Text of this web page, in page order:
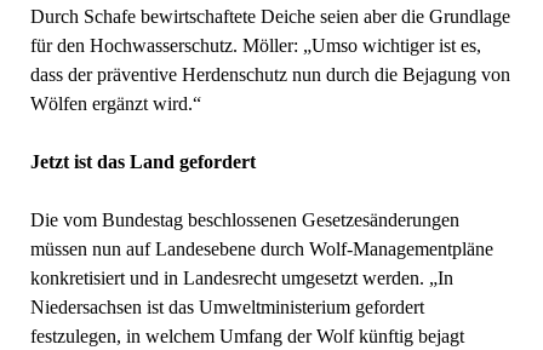
Durch Schafe bewirtschaftete Deiche seien aber die Grundlage
für den Hochwasserschutz. Möller: „Umso wichtiger ist es,
dass der präventive Herdenschutz nun durch die Bejagung von
Wölfen ergänzt wird.“
Jetzt ist das Land gefordert
Die vom Bundestag beschlossenen Gesetzesänderungen
müssen nun auf Landesebene durch Wolf-Managementpläne
konkretisiert und in Landesrecht umgesetzt werden. „In
Niedersachsen ist das Umweltministerium gefordert
festzulegen, in welchem Umfang der Wolf künftig bejagt